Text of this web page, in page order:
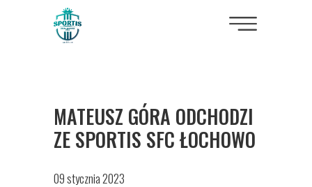
09 stycznia 2023
MATEUSZ GÓRA ODCHODZI
ZE SPORTIS SFC ŁOCHOWO